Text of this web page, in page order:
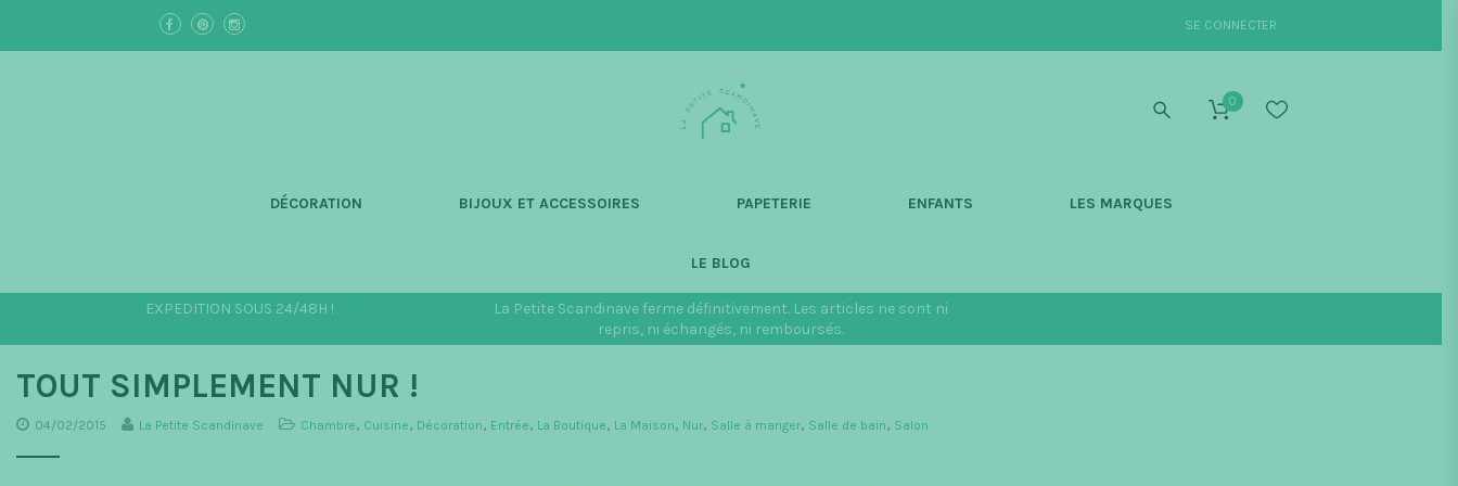
i
e
SE CONNECTER
S
c
i
0
DÉCORATION BIJOUX ET ACCESSOIRES PAPETERIE ENFANTS LES MARQUES
LE BLOG
EXPEDITION SOUS 24/48H !
La Petite Scandinave ferme définitivement. Les articles ne sont ni
repris, ni échangés, ni remboursés.
TOUT SIMPLEMENT NUR !
04/02/2015 La Petite Scandinave Chambre, Cuisine, Décoration, Entrée, La Boutique, La Maison, Nur, Salle à manger, Salle de bain, Salon